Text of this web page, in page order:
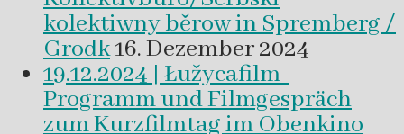
kolektiwny běrow in Spremberg /
Grodk16. Dezember 2024
19.12.2024 | Łužycafilm-
Programm und Filmgespräch
zum Kurzfilmtag im Obenkino